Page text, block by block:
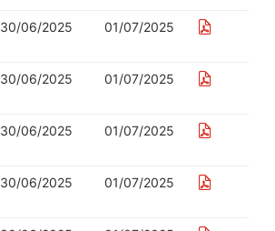
30/06/2025 01/07/2025
30/06/2025 01/07/2025
30/06/2025 01/07/2025
30/06/2025 01/07/2025